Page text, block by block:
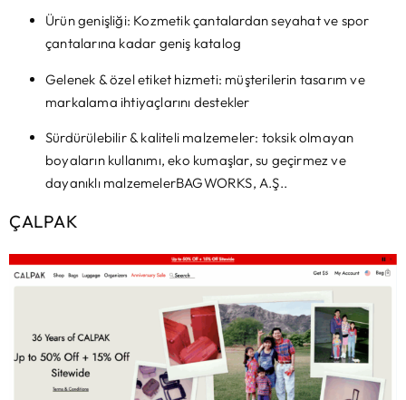
Ürün genişliği: Kozmetik çantalardan seyahat ve spor
çantalarına kadar geniş katalog
Gelenek & özel etiket hizmeti: müşterilerin tasarım ve
markalama ihtiyaçlarını destekler
Sürdürülebilir & kaliteli malzemeler: toksik olmayan
boyaların kullanımı, eko kumaşlar, su geçirmez ve
dayanıklı malzemelerBAGWORKS, A.Ş..
ÇALPAK